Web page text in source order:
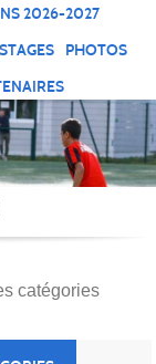
2026-2027
STAGES
PHOTOS
catégories